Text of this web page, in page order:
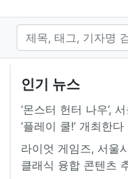
인기 뉴스
‘몬스터 헌터 나우’,
‘플레이 쿨!’ 개최한다
라이엇 게임즈, 서울
클래식 융합 콘텐츠